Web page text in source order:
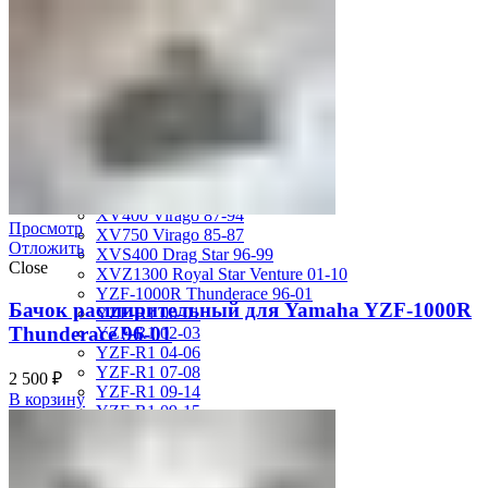
MT-09 14-17
TRX850 95-00
XJR400 97-06
XV1700 Road Star 04-09
XV400 Virago 87-94
XV750 Virago 85-87
XVS400 Drag Star 96-99
XVZ1300 Royal Star Venture 01-10
YZF-1000R Thunderace 96-01
YZF-R1 00-01
YZF-R1 02-03
YZF-R1 04-06
YZF-R1 07-08
YZF-R1 09-14
YZF-R1 09-15
Просмотр
Отложить
Close
Бачок расширительный для Yamaha YZF-1000R
Thunderace 96-01
2 500 ₽
В корзину